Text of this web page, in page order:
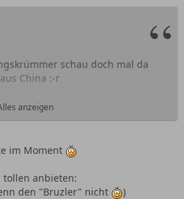
schau doch mal da
China :-r
sind der Hammer.
anzeigen
im Moment
tollen anbieten:
den "Bruzler" nicht
)